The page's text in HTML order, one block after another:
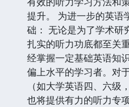
提升。 为进一步的英语
础： 无论是为了学术研
扎实的听力功底都至关
经掌握一定基础英语知
偏上水平的学习者。对
（如大学英语四、六级
也将提供有力的听力专项